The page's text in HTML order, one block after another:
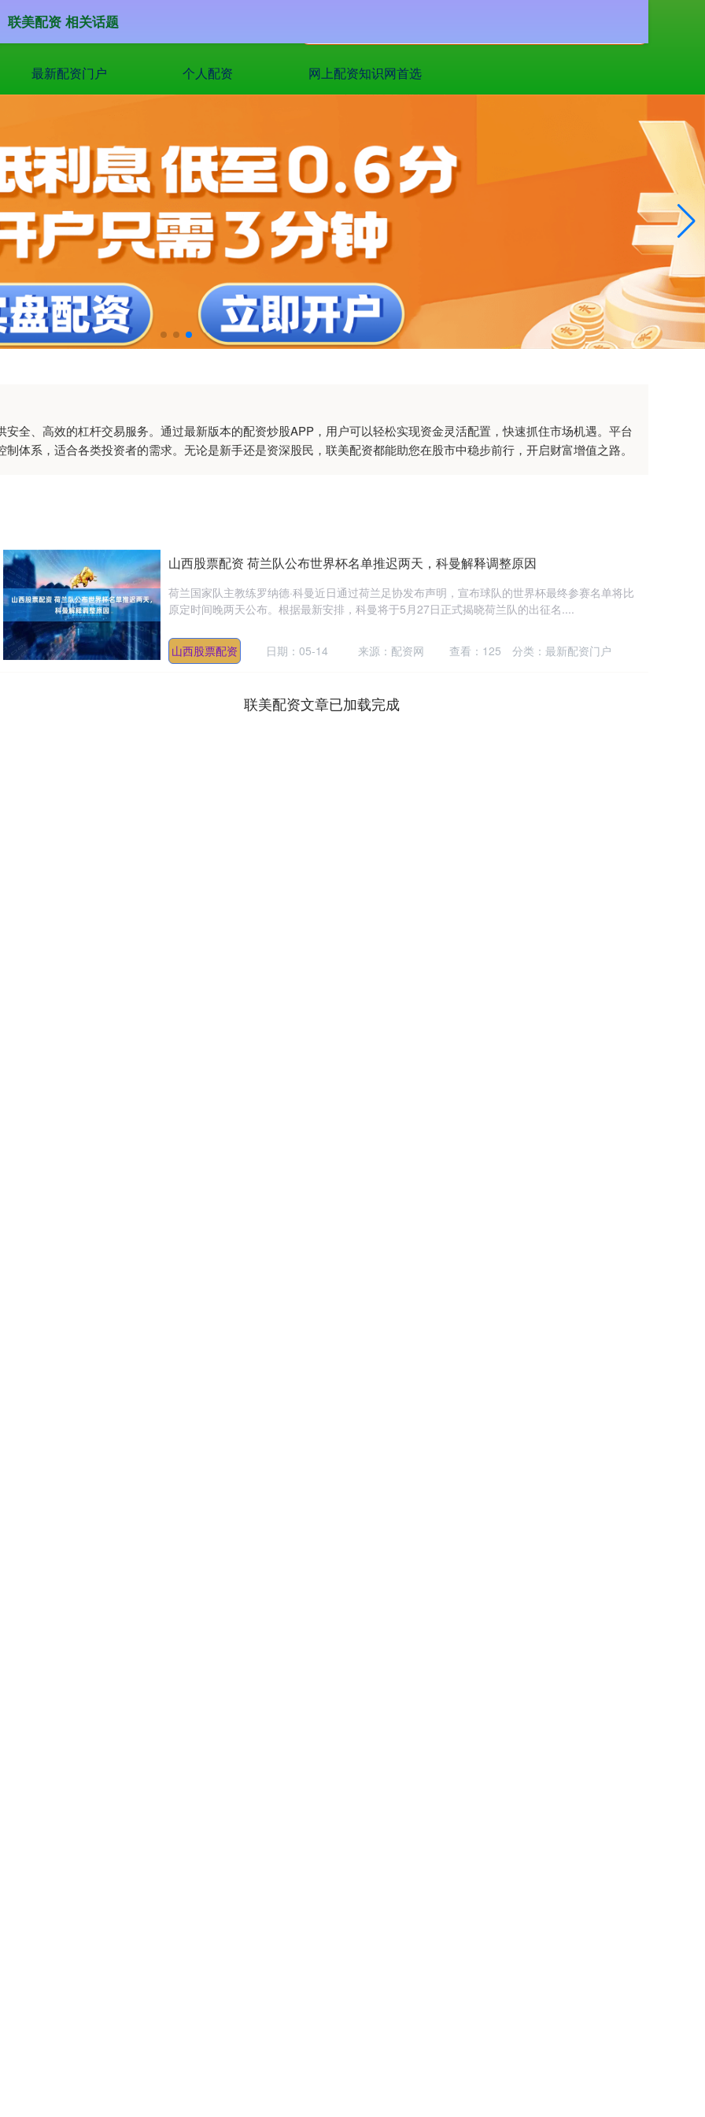
最新配资门户 个人配资 网上配资知识网首选
全、高效的杠杆交易服务。通过最新版本的配资炒股APP，用户可以轻松实现资金灵活配置，快速抓住市场机遇。平台
体系，适合各类投资者的需求。无论是新手还是资深股民，联美配资都能助您在股市中稳步前行，开启财富增值之路。
联美配资 相关话题
山西股票配资 荷兰队公布世界杯名单推迟两天，科曼解释调整原因
荷兰国家队主教练罗纳德·科曼近日通过荷兰足协发布声明，宣布球队的世界杯最终参赛名单将比
原定时间晚两天公布。根据最新安排，科曼将于5月27日正式揭晓荷兰队的出征名....
山西股票配资 日期：05-14 来源：配资网 查看： 125 分类： 最新配资门户
联美配资文章已加载完成